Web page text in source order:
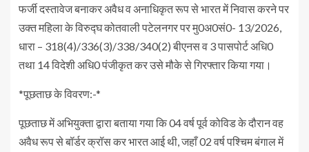
फर्जी दस्तावेज बनाकर अवैध व अनाधिकृत रूप से भारत में निवास करने पर
उक्त महिला के विरुद्घ कोतवाली पटेलनगर पर मु0अ0सं0- 13/2026,
धारा – 318(4)/336(3)/338/340(2) बीएनस व 3 पासपोर्ट अधि0
तथा 14 विदेशी अधि0 पंजीकृत कर उसे मौके से गिरफ्तार किया गया।
*पूछताछ के विवरण:-*
पूछताछ में अभियुक्ता द्वारा बताया गया कि 04 वर्ष पूर्व कोविड के दौरान वह
अवैध रूप से बॉर्डर क्रॉस कर भारत आई थी, जहाँ 02 वर्ष पश्चिम बंगाल में